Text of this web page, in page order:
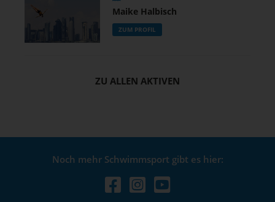
Maike Halbisch
ZUM PROFIL
ZU ALLEN AKTIVEN
Noch mehr Schwimmsport gibt es hier: